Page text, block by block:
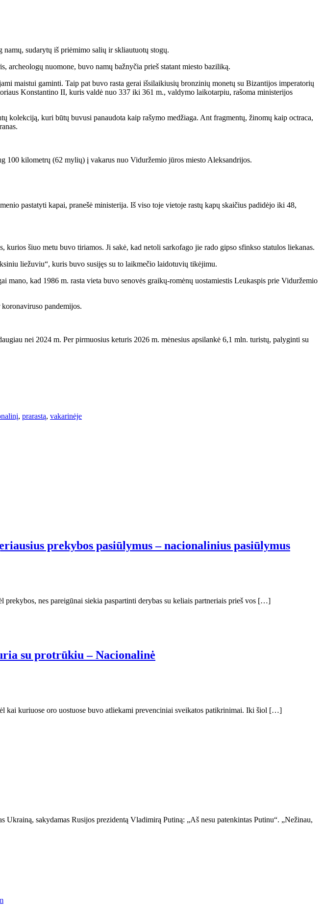
sudarytų iš priėmimo salių ir skliautuotų stogų.
archeologų nuomone, buvo namų bažnyčia prieš statant miesto baziliką.
maistui gaminti. Taip pat buvo rasta gerai išsilaikiusių bronzinių monetų su Bizantijos imperatorių
Konstantino II, kuris valdė nuo 337 iki 361 m., valdymo laikotarpiu, rašoma ministerijos
kolekciją, kuri būtų buvusi panaudota kaip rašymo medžiaga. Ant fragmentų, žinomų kaip octraca,
100 kilometrų (62 mylių) į vakarus nuo Viduržemio jūros miesto Aleksandrijos.
pastatyti kapai, pranešė ministerija. Iš viso toje vietoje rastų kapų skaičius padidėjo iki 48,
šiuo metu buvo tiriamos. Ji sakė, kad netoli sarkofago jie rado gipso sfinkso statulos liekanas.
liežuviu“, kuris buvo susijęs su to laikmečio laidotuvių tikėjimu.
kad 1986 m. rasta vieta buvo senovės graikų-romėnų uostamiestis Leukaspis prie Viduržemio
pandemijos.
nei 2024 m. Per pirmuosius keturis 2026 m. mėnesius apsilankė 6,1 mln. turistų, palyginti su
, prarastą, vakarinėje
prekybos pasiūlymus – nacionalinius pasiūlymus
nes pareigūnai siekia paspartinti derybas su keliais partneriais prieš vos […]
su protrūkiu – Nacionalinė
kai kuriuose oro uostuose buvo atliekami prevenciniai sveikatos patikrinimai. Iki šiol […]
sakydamas Rusijos prezidentą Vladimirą Putiną: „Aš nesu patenkintas Putinu“. „Nežinau,